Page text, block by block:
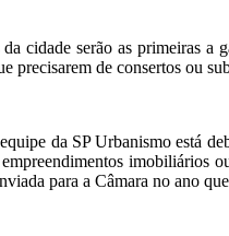
cidade serão as primeiras
precisarem de consertos ou
da SP Urbanismo está
imobiliários
para a Câmara no ano